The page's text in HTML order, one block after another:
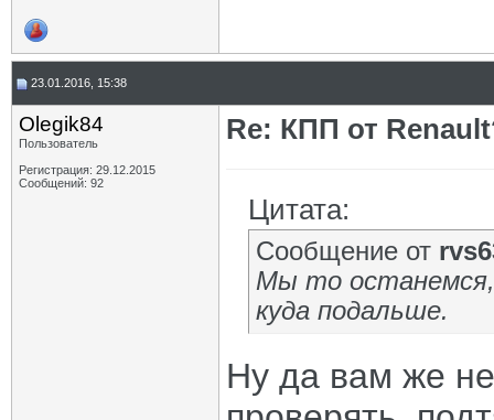
23.01.2016, 15:38
Olegik84
Пользователь
Регистрация: 29.12.2015
Сообщений: 92
Re: КПП от
Цитата:
Сообщение от
Мы то останемся,
куда подальше.
Ну да вам же